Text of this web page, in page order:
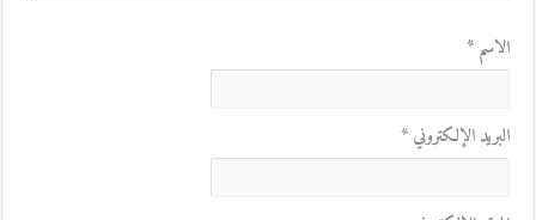
الاسم*
البريد الإلكتروني*